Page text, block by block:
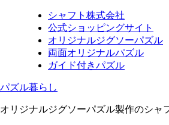
シャフト株式会社
公式ショッピングサイト
オリジナルジグソーパズル
両面オリジナルパズル
ガイド付きパズル
パズル暮らし
オリジナルジグソーパズル製作のシャ